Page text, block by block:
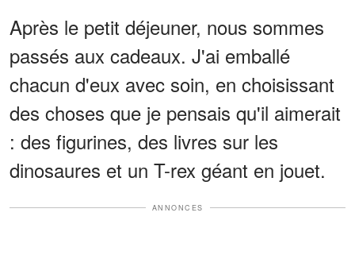
Après le petit déjeuner, nous sommes
passés aux cadeaux. J'ai emballé
chacun d'eux avec soin, en choisissant
des choses que je pensais qu'il aimerait
: des figurines, des livres sur les
dinosaures et un T-rex géant en jouet.
ANNONCES